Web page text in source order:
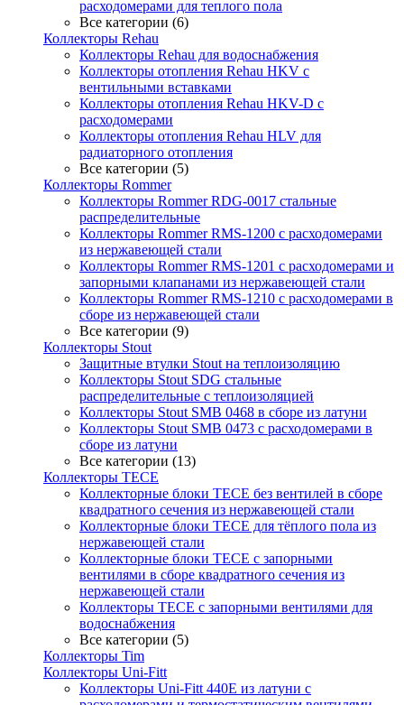
расходомерами для теплого пола
Все категории (6)
Коллекторы Rehau
Коллекторы Rehau для водоснабжения
Коллекторы отопления Rehau HKV с
вентильными вставками
Коллекторы отопления Rehau HKV-D с
расходомерами
Коллекторы отопления Rehau HLV для
радиаторного отопления
Все категории (5)
Коллекторы Rommer
Коллекторы Rommer RDG-0017 стальные
распределительные
Коллекторы Rommer RMS-1200 с расходомерами
из нержавеющей стали
Коллекторы Rommer RMS-1201 с расходомерами и
запорными клапанами из нержавеющей стали
Коллекторы Rommer RMS-1210 с расходомерами в
сборе из нержавеющей стали
Все категории (9)
Коллекторы Stout
Защитные втулки Stout на теплоизоляцию
Коллекторы Stout SDG стальные
распределительные с теплоизоляцией
Коллекторы Stout SMB 0468 в сборе из латуни
Коллекторы Stout SMB 0473 с расходомерами в
сборе из латуни
Все категории (13)
Коллекторы TECE
Коллекторные блоки TECE без вентилей в сборе
квадратного сечения из нержавеющей стали
Коллекторные блоки TECE для тёплого пола из
нержавеющей стали
Коллекторные блоки TECE с запорными
вентилями в сборе квадратного сечения из
нержавеющей стали
Коллекторы TECE с запорными вентилями для
водоснабжения
Все категории (5)
Коллекторы Tim
Коллекторы Uni-Fitt
Коллекторы Uni-Fitt 440E из латуни с